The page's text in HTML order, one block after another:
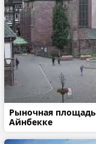
Рыночная
Айнбекке